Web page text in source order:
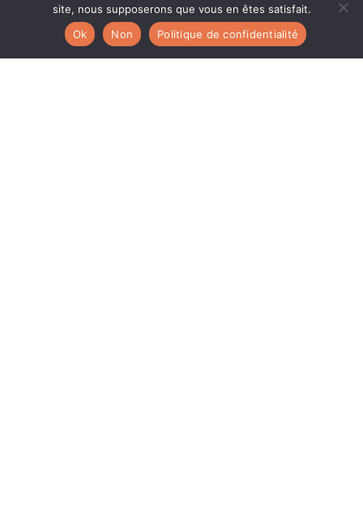
site, nous supposerons que vous en êtes satisfait.
Ok
Non Politique de confidentialité